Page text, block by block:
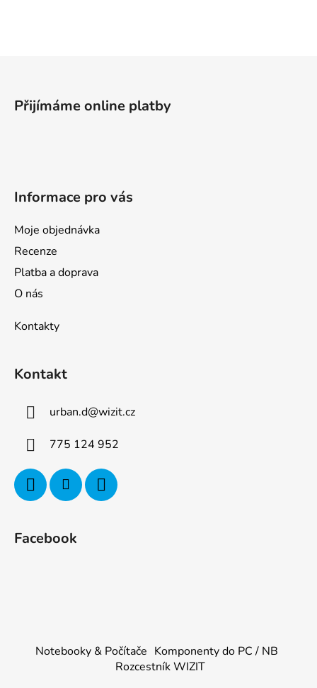
Přijímáme online platby
Informace pro vás
Moje objednávka
Recenze
Platba a doprava
O nás
Kontakty
Kontakt
urban.d@wizit.cz
775 124 952
Facebook
Notebooky & Počítače Komponenty do PC / NB
Rozcestník WIZIT